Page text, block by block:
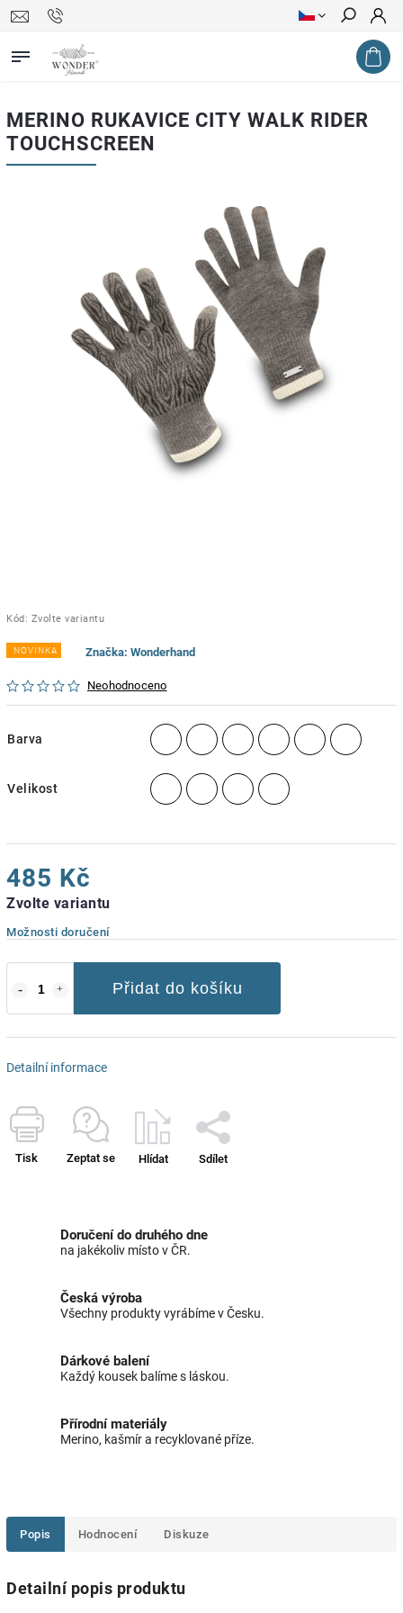
Hledat
MERINO RUKAVICE CITY WALK RIDER
TOUCHSCREEN
Kód: Zvolte variantu
NOVINKA
Neohodnoceno
Značka: Wonderhand
Barva
Velikost
485 Kč
Zvolte variantu
Možnosti doručení
Přidat do košíku
Detailní informace
Tisk Zeptat se Hlídat Sdílet
Doručení do druhého dne
na jakékoliv místo v ČR.
Česká výroba
Všechny produkty vyrábíme v Česku.
Dárkové balení
Každý kousek balíme s láskou.
Přírodní materiály
Merino, kašmír a recyklované příze.
Popis Hodnocení Diskuze
Detailní popis produktu